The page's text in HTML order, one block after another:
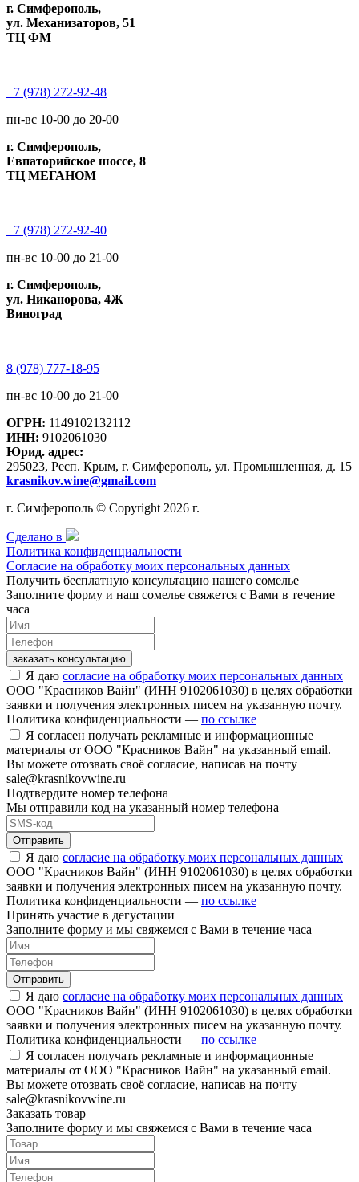
г. Симферополь,
ул. Механизаторов, 51
ТЦ ФМ
+7 (978) 272-92-48
пн-вс 10-00 до 20-00
г. Симферополь,
Евпаторийское шоссе, 8
ТЦ МЕГАНОМ
+7 (978) 272-92-40
пн-вс 10-00 до 21-00
г. Симферополь,
ул. Никанорова, 4Ж
Виноград
8 (978) 777-18-95
пн-вс 10-00 до 21-00
ОГРН: 1149102132112
ИНН: 9102061030
Юрид. адрес:
295023, Респ. Крым, г. Симферополь, ул. Промышленная, д. 15
krasnikov.wine@gmail.com
г. Симферополь © Copyright 2026 г.
Сделано в
Политика конфиденциальности
Согласие на обработку моих персональных данных
Получить бесплатную консультацию нашего сомелье
Заполните форму и наш сомелье свяжется с Вами в течение
часа
заказать консультацию
Я даю согласие на обработку моих персональных данных
ООО "Красников Вайн" (ИНН 9102061030) в целях обработки
заявки и получения электронных писем на указанную почту.
Политика конфиденциальности — по ссылке
Я согласен получать рекламные и информационные
материалы от ООО "Красников Вайн" на указанный email.
Вы можете отозвать своё согласие, написав на почту
sale@krasnikovwine.ru
Подтвердите номер телефона
Мы отправили код на указанный номер телефона
Отправить
Я даю согласие на обработку моих персональных данных
ООО "Красников Вайн" (ИНН 9102061030) в целях обработки
заявки и получения электронных писем на указанную почту.
Политика конфиденциальности — по ссылке
Принять участие в дегустации
Заполните форму и мы свяжемся с Вами в течение часа
Отправить
Я даю согласие на обработку моих персональных данных
ООО "Красников Вайн" (ИНН 9102061030) в целях обработки
заявки и получения электронных писем на указанную почту.
Политика конфиденциальности — по ссылке
Я согласен получать рекламные и информационные
материалы от ООО "Красников Вайн" на указанный email.
Вы можете отозвать своё согласие, написав на почту
sale@krasnikovwine.ru
Заказать товар
Заполните форму и мы свяжемся с Вами в течение часа